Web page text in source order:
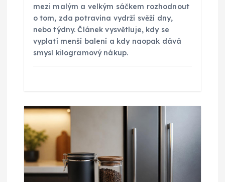
mezi malým a velkým sáčkem rozhodnout
o tom, zda potravina vydrží svěží dny,
nebo týdny. Článek vysvětluje, kdy se
vyplatí menší balení a kdy naopak dává
smysl kilogramový nákup.